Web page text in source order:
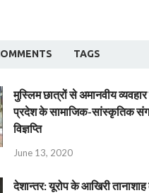
TAGS
मुस्लिम छात्रों से अमानवीय
प्रदेश के सामाजिक-सांस्कृतिक
विज्ञप्ति
June 13, 2020
देशान्‍तर: यूरोप के आखिरी